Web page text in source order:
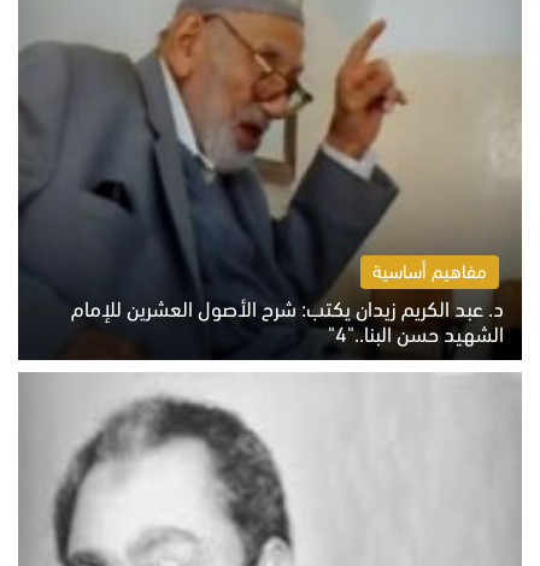
مفاهيم أساسية
د. عبد الكريم زيدان يكتب: شرح الأصول العشرين للإمام
الشهيد حسن البنا.."4"
الخميس 6 أغسطس 2026 10:27 ص